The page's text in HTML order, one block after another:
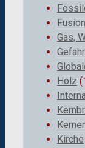
Fusion
Gas,
Holz
Kirche